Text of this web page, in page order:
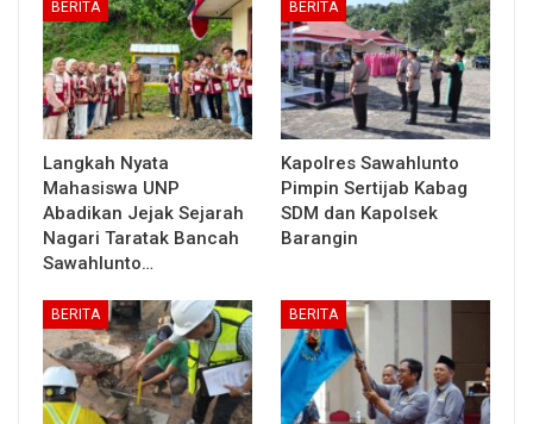
BERITA
Langkah Nyata
Mahasiswa UNP
Abadikan Jejak Sejarah
Nagari Taratak Bancah
Sawahlunto…
BERITA
Kapolres Sawahlunto
Pimpin Sertijab Kabag
SDM dan Kapolsek
Barangin
BERITA BERITA